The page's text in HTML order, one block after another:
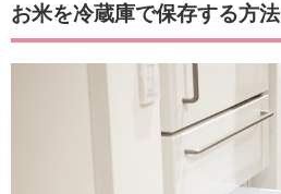
お米を冷蔵庫で保存する方法